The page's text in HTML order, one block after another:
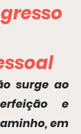
surge ao
e
em